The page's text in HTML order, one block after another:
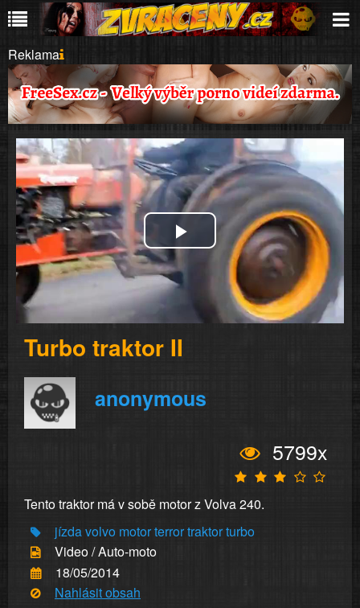
Reklama
Play
Video
Turbo traktor II
anonymous
5799x
Tento traktor má v sobě motor z Volva 240.
jízdavolvo motorterrortraktorturbo
Video / Auto-moto
18/05/2014
Nahlásit obsah